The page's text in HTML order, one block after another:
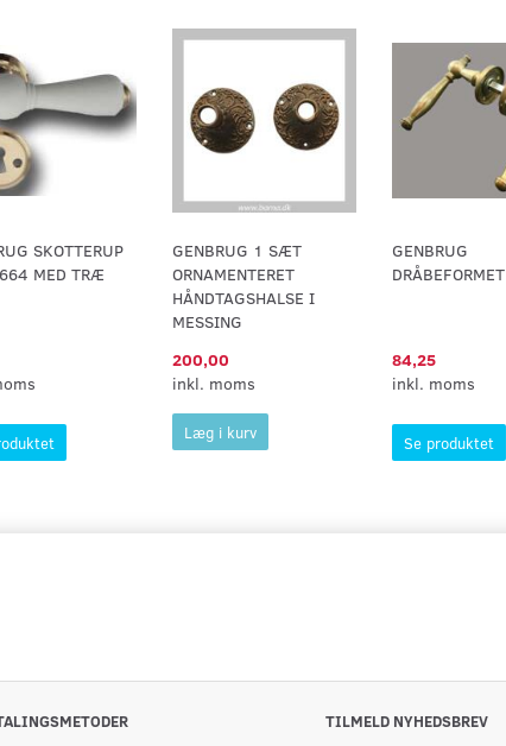
SKOTTERUP
MED TRÆ
GENBRUG 1 SÆT
ORNAMENTERET
HÅNDTAGSHALSE I
MESSING
200,00
inkl. moms
Læg i kurv
GENBRUG
DRÅBEFORMET
84,25
inkl. moms
Se produktet
TILMELD NYHEDSBREV